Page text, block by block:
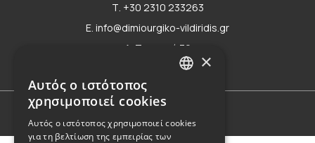
Τ. +30 2310 233263
E. info@dimiourgiko-vildiridis.gr
Δ. Τσιμισκή 70
Φόρμα επικοινωνίας×
Αυτός ο ιστότοπος
χρησιμοποιεί cookies
Αυτός ο ιστότοπος χρησιμοποιεί cookies
για τη βελτίωση της εμπειρίας των